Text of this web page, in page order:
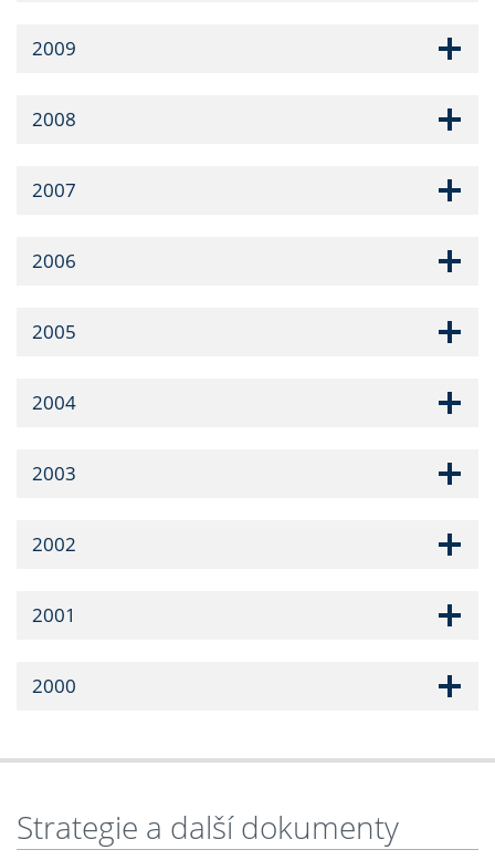
2009
2008
2007
2006
2005
2004
2003
2002
2001
2000
Strategie a další dokumenty